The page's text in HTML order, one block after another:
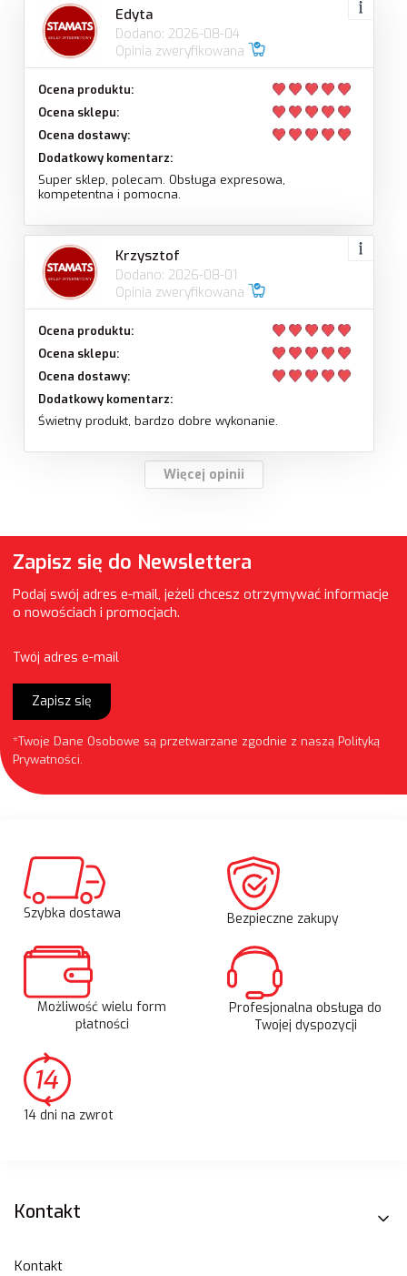
Edyta
Dodano: 2026-08-04
Opinia zweryfikowana
Ocena produktu:
Ocena sklepu:
Ocena dostawy:
Dodatkowy komentarz:
Super sklep, polecam. Obsługa expresowa,
kompetentna i pomocna.
Krzysztof
Dodano: 2026-08-01
Opinia zweryfikowana
Ocena produktu:
Ocena sklepu:
Ocena dostawy:
Dodatkowy komentarz:
Świetny produkt, bardzo dobre wykonanie.
Więcej opinii
Zapisz się do Newslettera
Podaj swój adres e-mail, jeżeli chcesz otrzymywać informacje
o nowościach i promocjach.
Twój adres e-mail
Zapisz się
*Twoje Dane Osobowe są przetwarzane zgodnie z naszą Polityką
Prywatności.
Szybka dostawa Bezpieczne zakupy
Możliwość wielu form
płatności
Profesjonalna obsługa do
Twojej dyspozycji
14 dni na zwrot
Linki w stopce
Kontakt
Kontakt